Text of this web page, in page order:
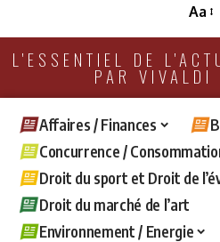
Aa
L'ESSENTIEL DE
PAR VIVALDI
Affaires / Finances
Concurrence /
Droit du sport et Droit de
Droit du marché de l’art
Environnement / Energie